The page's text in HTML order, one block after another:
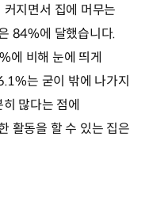
지면서 집에 머무는
84%에 달했습니다.
에 비해 눈에 띄게
는 굳이 밖에 나가지
많다는 점에
활동을 할 수 있는 집은